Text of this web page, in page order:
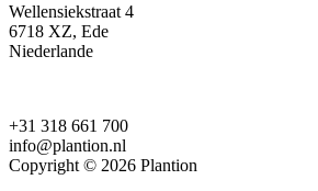
Wellensiekstraat 4
6718 XZ, Ede
Niederlande
+31 318 661 700
info@plantion.nl
Copyright © 2026 Plantion